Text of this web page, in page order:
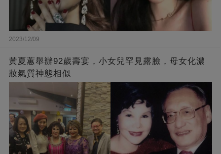
2023/12/09
黃夏蕙舉辦92歲壽宴，小女兒罕見露臉，母女化濃
妝氣質神態相似